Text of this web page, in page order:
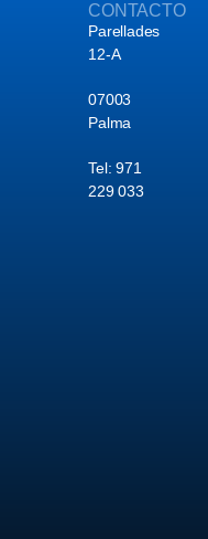
CONTACTO
Parellades
12-A
07003
Palma
Tel: 971
229 033